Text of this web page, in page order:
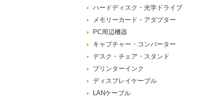
ハードディスク・光学ドライブ
メモリーカード・アダプター
PC周辺機器
キャプチャー・コンバーター
デスク・チェア・スタンド
プリンターインク
ディスプレイケーブル
LANケーブル